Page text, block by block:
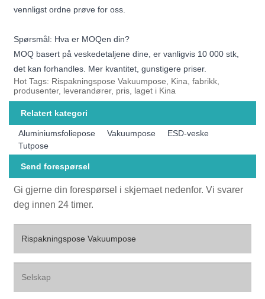
vennligst ordne prøve for oss.
Spørsmål: Hva er MOQen din?
MOQ basert på veskedetaljene dine, er vanligvis 10 000 stk,
det kan forhandles. Mer kvantitet, gunstigere priser.
Hot Tags: Rispakningspose Vakuumpose, Kina, fabrikk,
produsenter, leverandører, pris, laget i Kina
Relatert kategori
Aluminiumsfoliepose Vakuumpose
ESD-veske
Tutpose
Send forespørsel
Gi gjerne din forespørsel i skjemaet nedenfor. Vi svarer
deg innen 24 timer.